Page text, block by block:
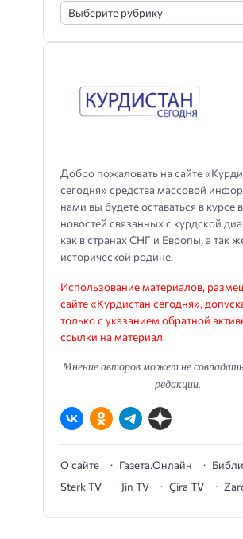
Добро пожаловать на сайте
сегодня» средства массовой
нами вы будете оставаться в курсе
новостей связанных с курдской
как в странах СНГ и Европы, а так
исторической родине.
Использование материалов,
сайте «Курдистан сегодня»,
только с указанием обратной
ссылки на материал.
Мнение авторов может не
редакции.
О сайте Газета.Онлайн
Sterk TV
Jin TV Çira TV